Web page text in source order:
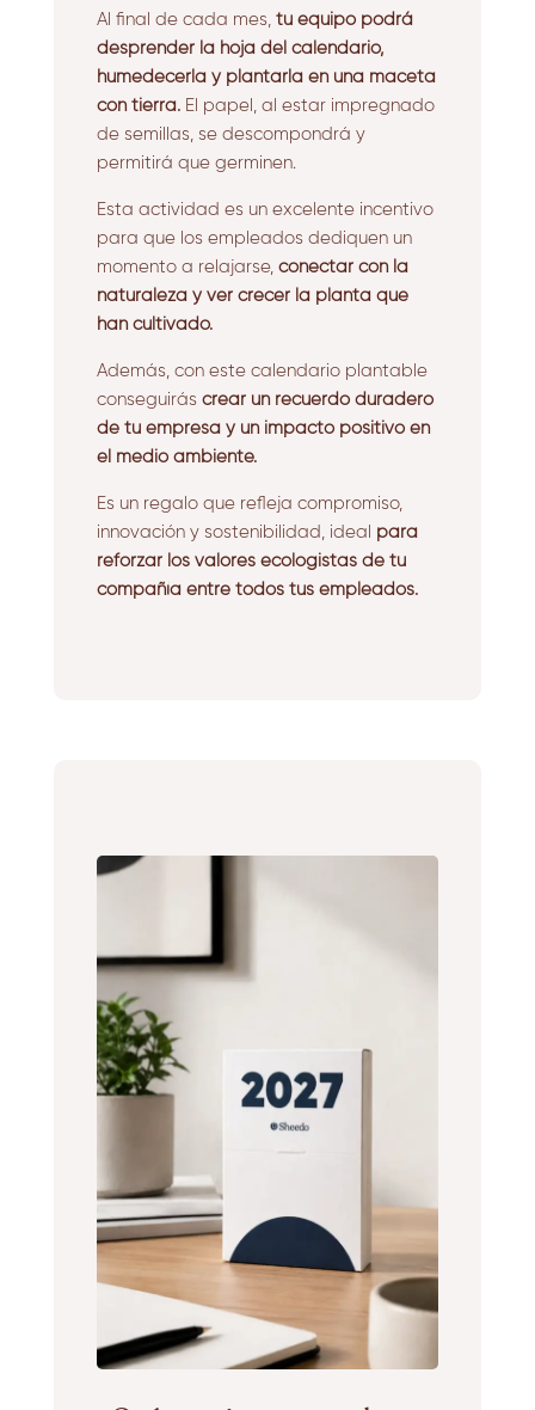
Al final de cada mes, tu equipo podrá
desprender la hoja del calendario,
humedecerla y plantarla en una maceta
con tierra.El papel, al estar impregnado
de semillas, se descompondrá y
permitirá que germinen.
Esta actividad es un excelente incentivo
para que los empleados dediquen un
momento a relajarse, conectar con la
naturaleza y ver crecer la planta que
han cultivado.
Además, con este calendario plantable
conseguirás crear un recuerdo duradero
de tu empresa y un impacto positivo en
el medio ambiente.
Es un regalo que refleja compromiso,
innovación y sostenibilidad, ideal para
reforzar los valores ecologistas de tu
compañía entre todos tus empleados.